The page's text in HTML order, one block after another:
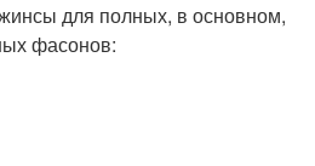
для полных, в основном,
фасонов: